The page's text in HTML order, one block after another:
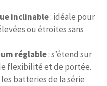
inclinable: idéale pour
ou étroites sans
réglable: s’étend sur
flexibilité et de portée.
batteries de la série